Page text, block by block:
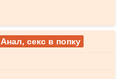
Анал, секс в попку